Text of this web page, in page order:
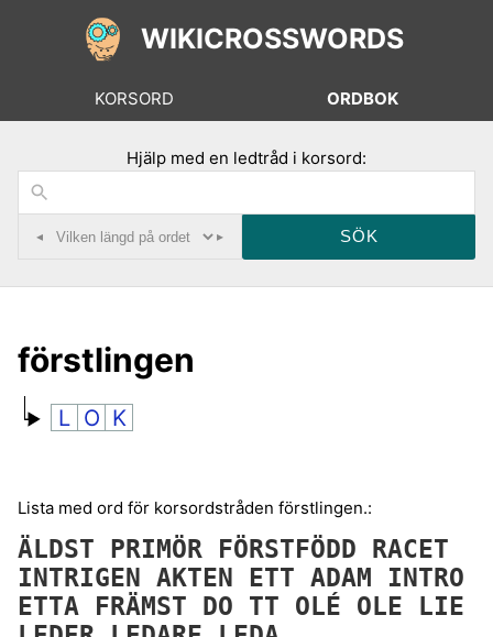
WIKICROSSWORDS
KORSORD ORDBOK
Hjälp med en ledtråd i korsord:
◂ ▸
förstlingen
L O K
Lista med ord för korsordstråden förstlingen.:
ÄLDST PRIMÖR FÖRSTFÖDD RACET
INTRIGEN AKTEN ETT ADAM INTRO
ETTA FRÄMST DO TT OLÉ OLE LIE